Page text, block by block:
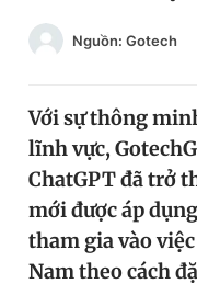
Chào ngày mới
Video
Sản phẩm khác
Nguồn: Gotech
Với sự thông
lĩnh vực,
ChatGPT đã trở
mới được áp
tham gia vào
Nam theo cách